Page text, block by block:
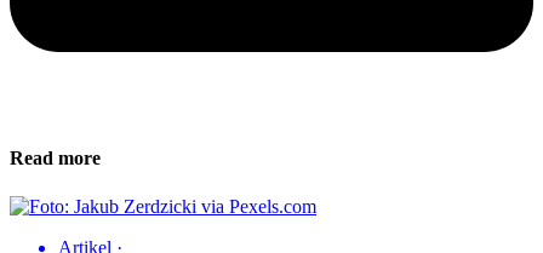
Read more
Artikel ·